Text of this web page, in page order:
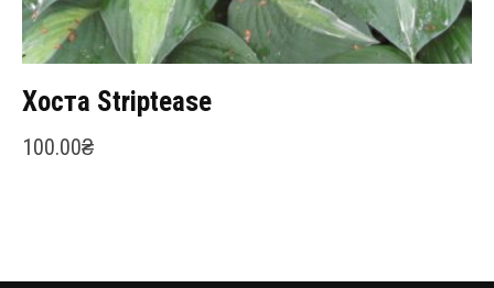
Хоста Striptease
100.00₴